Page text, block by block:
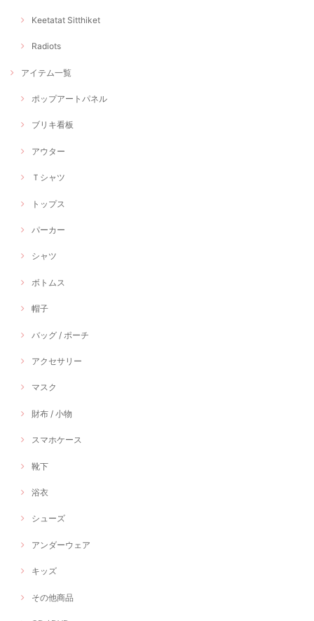
Keetatat Sitthiket
Radiots
アイテム一覧
ポップアートパネル
ブリキ看板
アウター
Ｔシャツ
トップス
パーカー
シャツ
ボトムス
帽子
バッグ / ポーチ
アクセサリー
マスク
財布 / 小物
スマホケース
靴下
浴衣
シューズ
アンダーウェア
キッズ
その他商品